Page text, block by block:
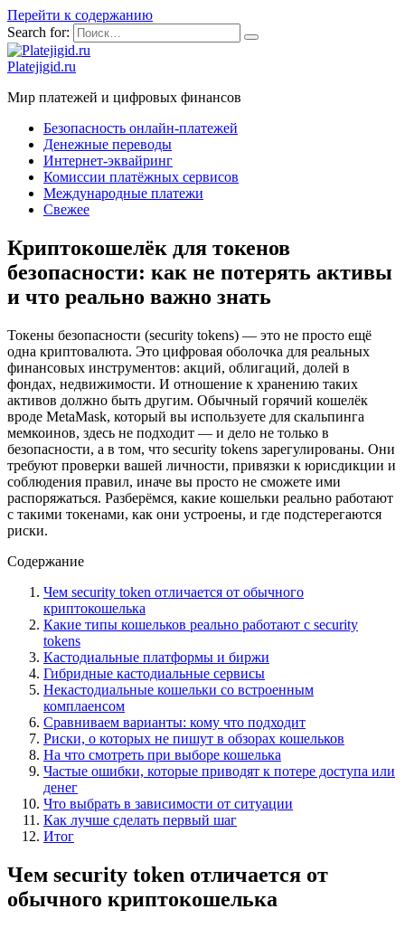
Перейти к содержанию
Search for:
Platejigid.ru
Мир платежей и цифровых финансов
Безопасность онлайн-платежей
Денежные переводы
Интернет-эквайринг
Комиссии платёжных сервисов
Международные платежи
Свежее
Криптокошелёк для токенов
безопасности: как не потерять активы
и что реально важно знать
Токены безопасности (security tokens) — это не просто ещё
одна криптовалюта. Это цифровая оболочка для реальных
финансовых инструментов: акций, облигаций, долей в
фондах, недвижимости. И отношение к хранению таких
активов должно быть другим. Обычный горячий кошелёк
вроде MetaMask, который вы используете для скальпинга
мемкоинов, здесь не подходит — и дело не только в
безопасности, а в том, что security tokens зарегулированы. Они
требуют проверки вашей личности, привязки к юрисдикции и
соблюдения правил, иначе вы просто не сможете ими
распоряжаться. Разберёмся, какие кошельки реально работают
с такими токенами, как они устроены, и где подстерегаются
риски.
Содержание
Чем security token отличается от обычного
криптокошелька
Какие типы кошельков реально работают с security
tokens
Кастодиальные платформы и биржи
Гибридные кастодиальные сервисы
Некастодиальные кошельки со встроенным
комплаенсом
Сравниваем варианты: кому что подходит
Риски, о которых не пишут в обзорах кошельков
На что смотреть при выборе кошелька
Частые ошибки, которые приводят к потере доступа или
денег
Что выбрать в зависимости от ситуации
Как лучше сделать первый шаг
Итог
Чем security token отличается от
обычного криптокошелька